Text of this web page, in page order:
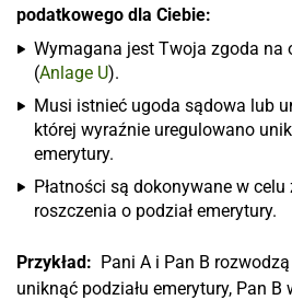
podatkowego dla Ciebie:
Wymagana jest Twoja zgoda na
(Anlage U).
Musi istnieć ugoda sądowa lub
której wyraźnie uregulowano
emerytury.
Płatności są dokonywane w
roszczenia o podział emerytury.
Przykład: Pani A i Pan B
uniknąć podziału emerytury, Pan B